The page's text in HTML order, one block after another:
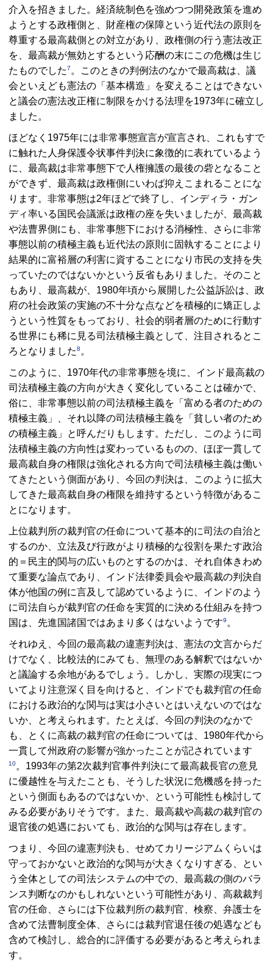
介入を招きました。経済統制色を強めつつ開発政策を進め
ようとする政権側と、財産権の保障という近代法の原則を
尊重する最高裁側との対立があり、政権側の行う憲法改正
を、最高裁が無効とするという応酬の末にこの危機は生じ
たものでした7 。このときの判例法のなかで最高裁は、議
会といえども憲法の「基本構造」を変えることはできない
と議会の憲法改正権に制限をかける法理を1973年に確立し
ました。
ほどなく1975年には非常事態宣言が宣言され、これもすで
に触れた人身保護令状事件判決に象徴的に表れているよう
に、最高裁は非常事態下で人権擁護の最後の砦となること
ができず、最高裁は政権側にいわば抑えこまれることにな
ります。非常事態は2年ほどで終了し、インディラ・ガン
ディ率いる国民会議派は政権の座を失いましたが、最高裁
や法曹界側にも、非常事態下における消極性、さらに非常
事態以前の積極主義も近代法の原則に固執することにより
結果的に富裕層の利害に資することになり市民の支持を失
っていたのではないかという反省もありました。そのこと
もあり、最高裁が、1980年頃から展開した公益訴訟は、政
府の社会政策の実施の不十分な点などを積極的に矯正しよ
うという性質をもっており、社会的弱者層のために行動す
る世界にも稀に見る司法積極主義として、注目されるとこ
ろとなりました8 。
このように、1970年代の非常事態を境に、インド最高裁の
司法積極主義の方向が大きく変化していることは確かで、
俗に、非常事態以前の司法積極主義を「富める者のための
積極主義」、それ以降の司法積極主義を「貧しい者のため
の積極主義」と呼んだりもします。ただし、このように司
法積極主義の方向性は変わっているものの、ほぼ一貫して
最高裁自身の権限は強化される方向で司法積極主義は働い
てきたという側面があり、今回の判決は、このように拡大
してきた最高裁自身の権限を維持するという特徴があるこ
とになります。
上位裁判所の裁判官の任命について基本的に司法の自治と
するのか、立法及び行政がより積極的な役割を果たす政治
的＝民主的関与の広いものとするのかは、それ自体きわめ
て重要な論点であり、インド法律委員会や最高裁の判決自
体が他国の例に言及して認めているように、インドのよう
に司法自らが裁判官の任命を実質的に決める仕組みを持つ
国は、先進国諸国ではあまり多くはないようです9 。
それゆえ、今回の最高裁の違憲判決は、憲法の文言からだ
けでなく、比較法的にみても、無理のある解釈ではないか
と議論する余地があるでしょう。しかし、実際の現実につ
いてより注意深く目を向けると、インドでも裁判官の任命
における政治的な関与は実は小さいとはいえないのではな
いか、と考えられます。たとえば、今回の判決のなかで
も、とくに高裁の裁判官の任命については、1980年代から
一貫して州政府の影響が強かったことが記されています
10。1993年の第2次裁判官事件判決にて最高裁長官の意見
に優越性を与えたことも、そうした状況に危機感を持った
という側面もあるのではないか、という可能性も検討して
みる必要がありそうです。また、最高裁や高裁の裁判官の
退官後の処遇においても、政治的な関与は存在します。
つまり、今回の違憲判決も、せめてカリージアムくらいは
守っておかないと政治的な関与が大きくなりすぎる、とい
う全体としての司法システムの中での、最高裁の側のバラ
ンス判断なのかもしれないという可能性があり、高裁裁判
官の任命、さらには下位裁判所の裁判官、検察、弁護士を
含めて法曹制度全体、さらには裁判官退任後の処遇なども
含めて検討し、総合的に評価する必要があると考えられま
す。